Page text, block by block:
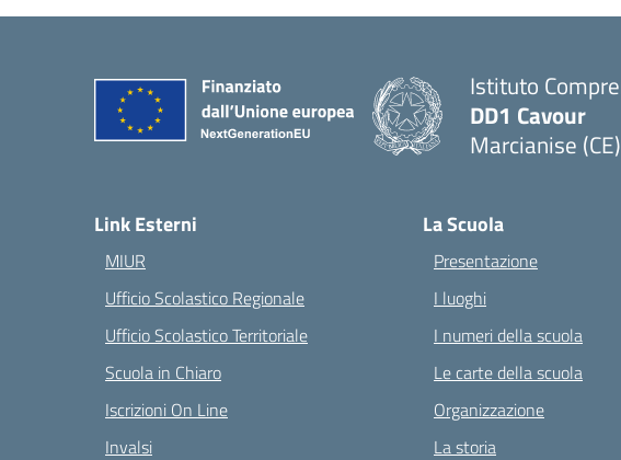
Istituto
DD1 Cavour
Marcianise (CE)
Link Esterni
MIUR
Ufficio Scolastico Regionale
Ufficio Scolastico Territoriale
Scuola in Chiaro
Iscrizioni On Line
Invalsi
La Scuola
Presentazione
I luoghi
I numeri della scuola
Le carte della scuola
Organizzazione
La storia